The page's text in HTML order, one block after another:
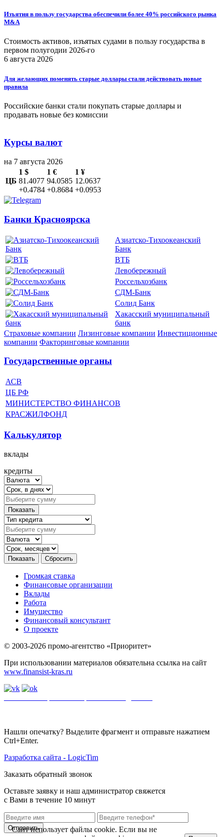
Изъятия в пользу государства обеспечили более 40% российского рынка
M&A
Стоимость активов, изъятых судами в пользу государства в
первом полугодии 2026-го
6 августа 2026
Для желающих поменять старые доллары стали действовать новые
правила
Российские банки стали покупать старые доллары и
продавать новые без комиссии
Курсы валют
на 7 августа 2026
ЦБ
1 $
81.4077
+0.4784
1 €
94.0585
+0.8684
1 ¥
12.0637
+0.0953
Банки Красноярска
Азиатско-Тихоокеанский
Банк
ВТБ
Левобережный
Россельхозбанк
СДМ-Банк
Солид Банк
Хакасский муниципальный
банк
Страховые компании Лизинговые компании Инвестиционные
компании Факторинговые компании
Государственные органы
АСВ
ЦБ РФ
МИНИСТЕРСТВО ФИНАНСОВ
КРАСЖИЛФОНД
Калькулятор
вклады
кредиты
Громкая ставка
Финансовые организации
Вклады
Работа
Имущество
Финансовый консультант
О проекте
© 2003-2026 промо-агентство «Приоритет»
При использовании материалов обязательна ссылка на сайт
www.finansist-kras.ru
Нашли опечатку? Выделите фрагмент и отправьте нажатием
Ctrl+Enter.
Разработка сайта - LogicTim
Заказать обратный звонок
Оставьте заявку и наш администратор свяжется
с Вами в течение 10 минут
Отправить
Сайт использует файлы cookie. Если вы не